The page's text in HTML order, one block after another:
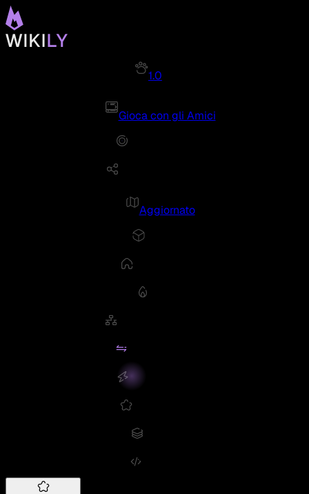
1.0
Gioca con gli Amici
Aggiornato